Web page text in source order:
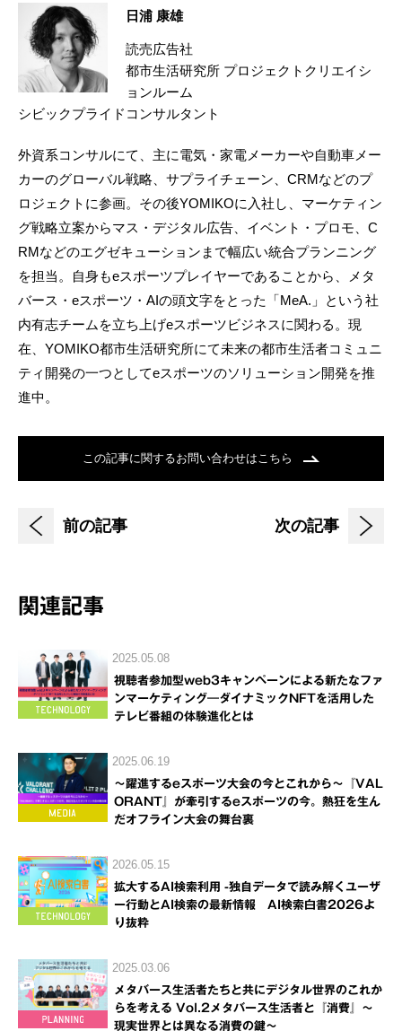
日浦 康雄
読売広告社
都市生活研究所 プロジェクトクリエイシ
ョンルーム
シビックプライドコンサルタント
外資系コンサルにて、主に電気・家電メーカーや自動車メー
カーのグローバル戦略、サプライチェーン、CRMなどのプ
ロジェクトに参画。その後YOMIKOに入社し、マーケティン
グ戦略立案からマス・デジタル広告、イベント・プロモ、C
RMなどのエグゼキューションまで幅広い統合プランニング
を担当。自身もeスポーツプレイヤーであることから、メタ
バース・eスポーツ・AIの頭文字をとった「MeA.」という社
内有志チームを立ち上げeスポーツビジネスに関わる。現
在、YOMIKO都市生活研究所にて未来の都市生活者コミュニ
ティ開発の一つとしてeスポーツのソリューション開発を推
進中。
この記事に関するお問い合わせはこちら
前の記事 次の記事
関連記事
2025.05.08
視聴者参加型web3キャンペーンによる新たなファ
ンマーケティング―ダイナミックNFTを活用した
テレビ番組の体験進化とは
2025.06.19
～躍進するeスポーツ大会の今とこれから～『VAL
ORANT』が牽引するeスポーツの今。熱狂を生ん
だオフライン大会の舞台裏
2026.05.15
拡大するAI検索利用 -独自データで読み解くユーザ
ー行動とAI検索の最新情報 AI検索白書2026よ
り抜粋
2025.03.06
メタバース生活者たちと共にデジタル世界のこれか
らを考える Vol.2メタバース生活者と『消費』～
現実世界とは異なる消費の鍵～